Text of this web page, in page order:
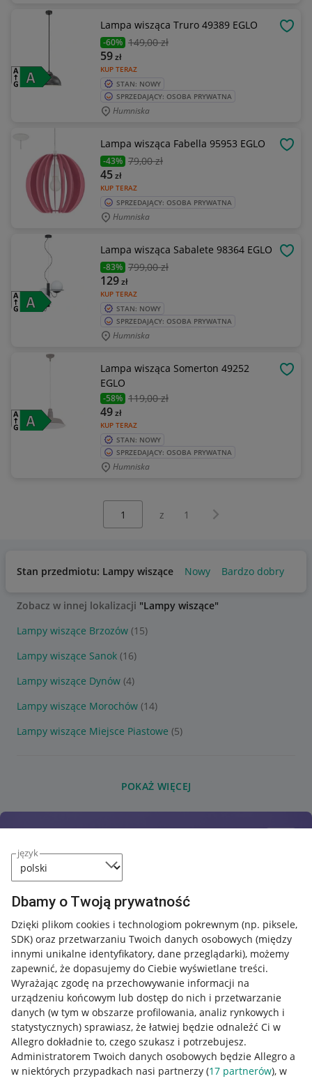
język
Dbamy o Twoją prywatność
Dzięki plikom cookies i technologiom pokrewnym (np. piksele,
SDK) oraz przetwarzaniu Twoich danych osobowych (między
innymi unikalne identyfikatory, dane przeglądarki), możemy
zapewnić, że dopasujemy do Ciebie wyświetlane treści.
Wyrażając zgodę na przechowywanie informacji na
urządzeniu końcowym lub dostęp do nich i przetwarzanie
danych (w tym w obszarze profilowania, analiz rynkowych i
statystycznych) sprawiasz, że łatwiej będzie odnaleźć Ci w
Allegro dokładnie to, czego szukasz i potrzebujesz.
Administratorem Twoich danych osobowych będzie Allegro a
w niektórych przypadkach nasi partnerzy (17 partnerów), w
Lampa wisząca Truro 49389 EGLO
-60% 149,00 zł
KUP TERAZ
59zł
STAN: NOWY
SPRZEDAJĄCY: OSOBA PRYWATNA
Humniska
Lampa wisząca Fabella 95953 EGLO
-43% 79,00 zł
KUP TERAZ
45zł
SPRZEDAJĄCY: OSOBA PRYWATNA
Humniska
Lampa wisząca Sabalete 98364 EGLO
-83% 799,00 zł
KUP TERAZ
129zł
STAN: NOWY
SPRZEDAJĄCY: OSOBA PRYWATNA
Humniska
Lampa wisząca Somerton 49252
EGLO
-58% 119,00 zł
KUP TERAZ
49zł
STAN: NOWY
SPRZEDAJĄCY: OSOBA PRYWATNA
Humniska
z 1 Następna strona
Stan przedmiotu: Lampy wiszące Nowy Bardzo dobry
Zobacz w innej lokalizacji "Lampy wiszące"
Lampy wiszące Brzozów (15)
Lampy wiszące Sanok (16)
Lampy wiszące Dynów (4)
Lampy wiszące Morochów (14)
Lampy wiszące Miejsce Piastowe (5)
POKAŻ WIĘCEJ